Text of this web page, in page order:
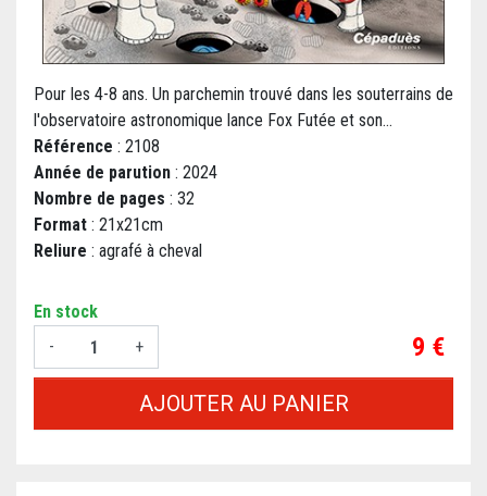
Pour les 4-8 ans. Un parchemin trouvé dans les souterrains de
l'observatoire astronomique lance Fox Futée et son...
Référence : 2108
Année de parution : 2024
Nombre de pages : 32
Format : 21x21cm
Reliure : agrafé à cheval
En stock
-
+ Prix
9 €
AJOUTER AU PANIER